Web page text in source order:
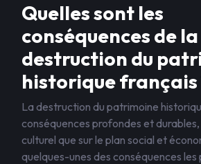
Quelles sont les
conséquences de la
destruction du
historique français
La destruction du patrimoine
conséquences profondes et
culturel que sur le plan social et
quelques-unes des conséquences les